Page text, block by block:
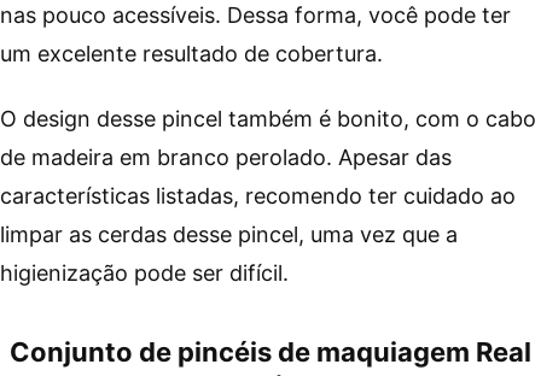
nas pouco acessíveis. Dessa forma, você pode ter
um excelente resultado de cobertura.
O design desse pincel também é bonito, com o cabo
de madeira em branco perolado. Apesar das
características listadas, recomendo ter cuidado ao
limpar as cerdas desse pincel, uma vez que a
higienização pode ser difícil.
Conjunto de pincéis de maquiagem Real